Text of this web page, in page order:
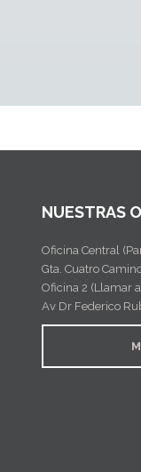
NUESTRAS
Oficina Central
Gta. Cuatro
Oficina 2 (Llamar
Av Dr Federico